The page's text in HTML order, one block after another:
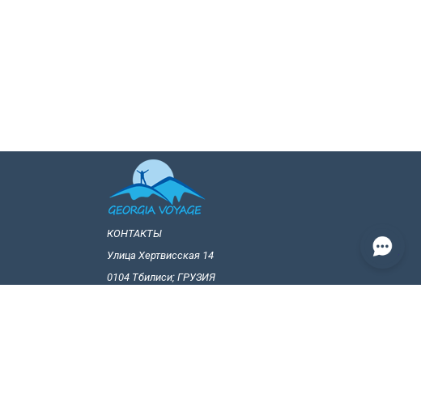
КОНТАКТЫ
Улица Хертвисская 14
0104 Тбилиси; ГРУЗИЯ